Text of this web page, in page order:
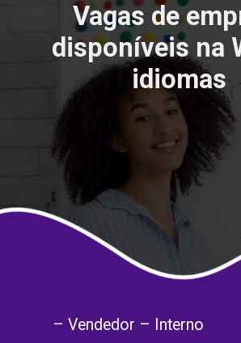
– Vendedor – Interno
Vagas de
disponíveis na
idiomas